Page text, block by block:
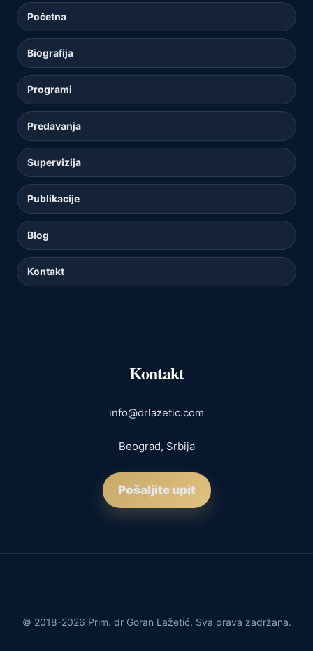
Početna
Biografija
Programi
Predavanja
Supervizija
Publikacije
Blog
Kontakt
Kontakt
info@drlazetic.com
Beograd, Srbija
Pošaljite upit
© 2018-2026 Prim. dr Goran Lažetić. Sva prava zadržana.